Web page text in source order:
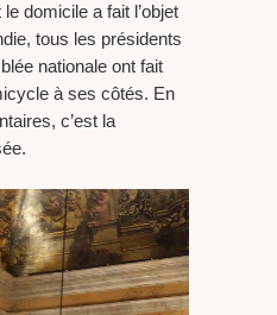
domicile a fait l’objet
tous les présidents
nationale ont fait
à ses côtés. En
c’est la